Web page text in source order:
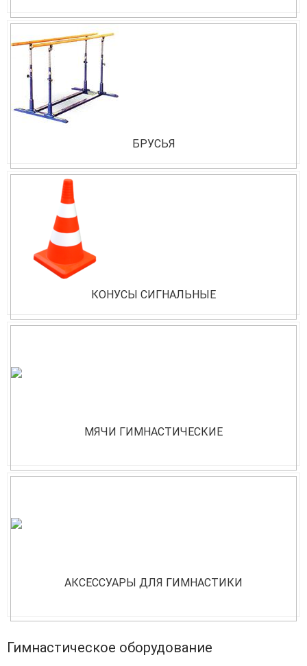
БРУСЬЯ
КОНУСЫ СИГНАЛЬНЫЕ
МЯЧИ ГИМНАСТИЧЕСКИЕ
АКСЕССУАРЫ ДЛЯ ГИМНАСТИКИ
Гимнастическое оборудование